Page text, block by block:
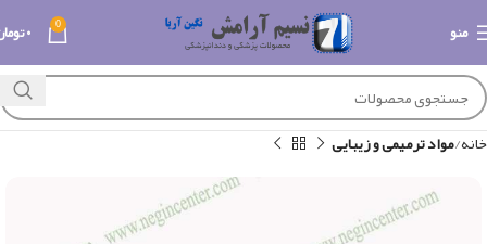
منو 0 ۰
خانه مواد ترمیمی و زیبایی